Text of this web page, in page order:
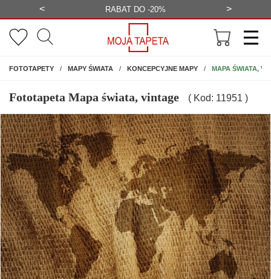
< BEZPŁATNA WIZUALIZACJA >
FOTOTAPETYNA ŚCIANĘ
MAPY ŚWIATA KONCEPCYJNE MAPY MAPA ŚWIATA,
Fototapeta Mapa świata, vintage ( Kod: 11951 )